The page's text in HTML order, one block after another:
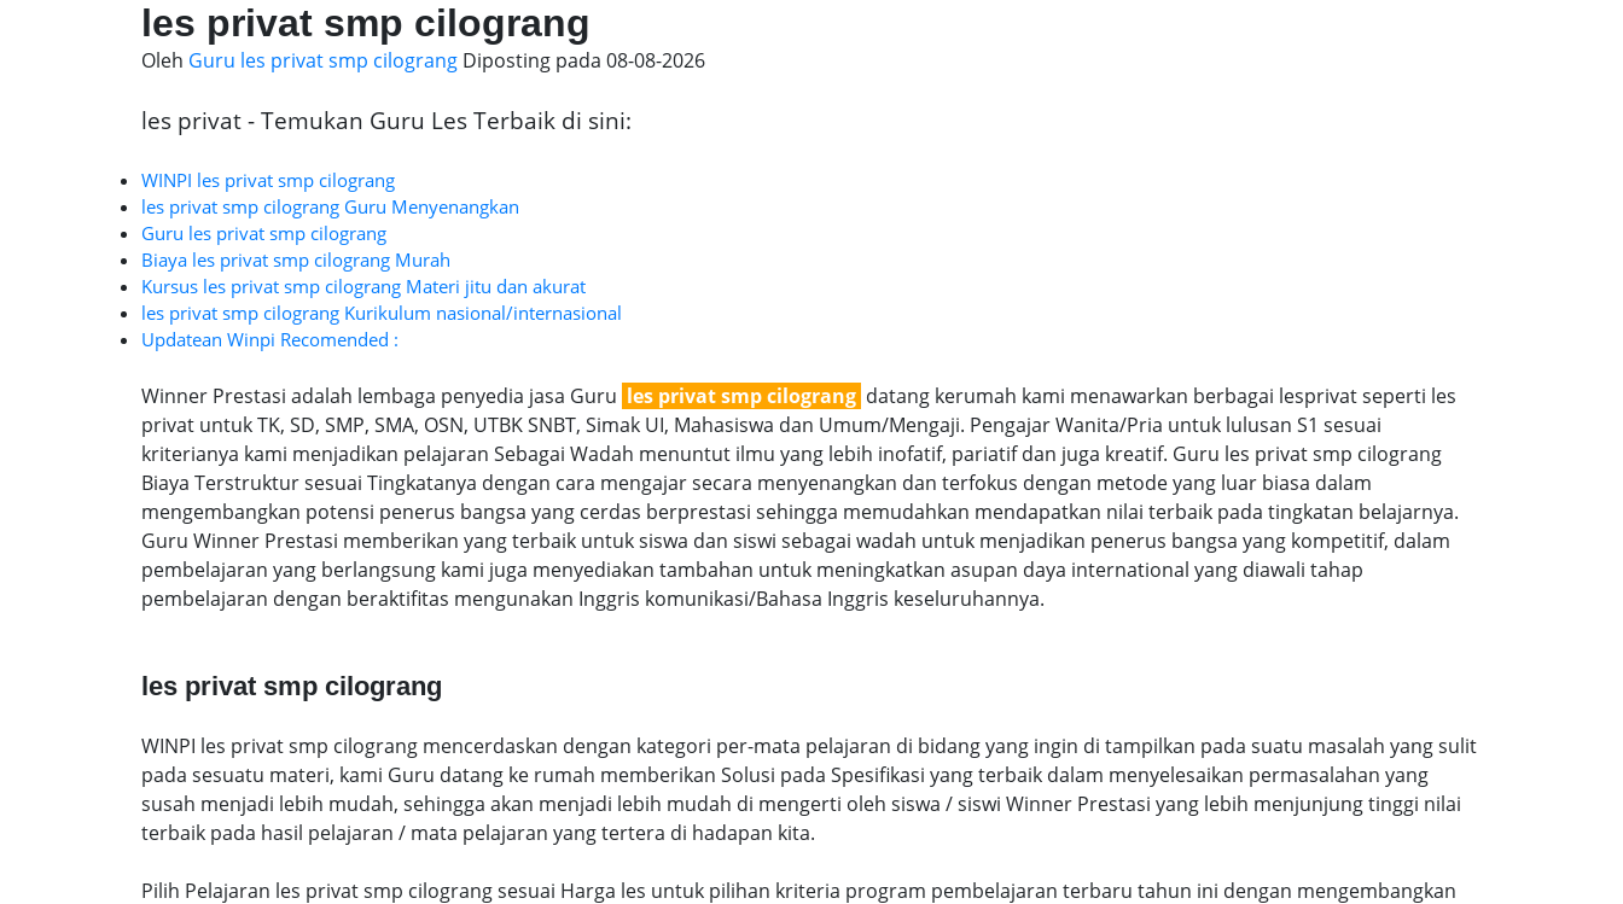
les privat smp cilograng
Oleh Guru les privat smp cilograng Diposting pada 08-08-2026
les privat - Temukan Guru Les Terbaik di sini:
WINPI les privat smp cilograng
les privat smp cilograng Guru Menyenangkan
Guru les privat smp cilograng
Biaya les privat smp cilograng Murah
Kursus les privat smp cilograng Materi jitu dan akurat
les privat smp cilograng Kurikulum nasional/internasional
Updatean Winpi Recomended :
Winner Prestasi adalah lembaga penyedia jasa Guru les privat smp cilograng datang kerumah kami menawarkan berbagai lesprivat seperti les
privat untuk TK, SD, SMP, SMA, OSN, UTBK SNBT, Simak UI, Mahasiswa dan Umum/Mengaji. Pengajar Wanita/Pria untuk lulusan S1 sesuai
kriterianya kami menjadikan pelajaran Sebagai Wadah menuntut ilmu yang lebih inofatif, pariatif dan juga kreatif. Guru les privat smp cilograng
Biaya Terstruktur sesuai Tingkatanya dengan cara mengajar secara menyenangkan dan terfokus dengan metode yang luar biasa dalam
mengembangkan potensi penerus bangsa yang cerdas berprestasi sehingga memudahkan mendapatkan nilai terbaik pada tingkatan belajarnya.
Guru Winner Prestasi memberikan yang terbaik untuk siswa dan siswi sebagai wadah untuk menjadikan penerus bangsa yang kompetitif, dalam
pembelajaran yang berlangsung kami juga menyediakan tambahan untuk meningkatkan asupan daya international yang diawali tahap
pembelajaran dengan beraktifitas mengunakan Inggris komunikasi/Bahasa Inggris keseluruhannya.
les privat smp cilograng
WINPI les privat smp cilograng mencerdaskan dengan kategori per-mata pelajaran di bidang yang ingin di tampilkan pada suatu masalah yang sulit
pada sesuatu materi, kami Guru datang ke rumah memberikan Solusi pada Spesifikasi yang terbaik dalam menyelesaikan permasalahan yang
susah menjadi lebih mudah, sehingga akan menjadi lebih mudah di mengerti oleh siswa / siswi Winner Prestasi yang lebih menjunjung tinggi nilai
terbaik pada hasil pelajaran / mata pelajaran yang tertera di hadapan kita.
Pilih Pelajaran les privat smp cilograng sesuai Harga les untuk pilihan kriteria program pembelajaran terbaru tahun ini dengan mengembangkan